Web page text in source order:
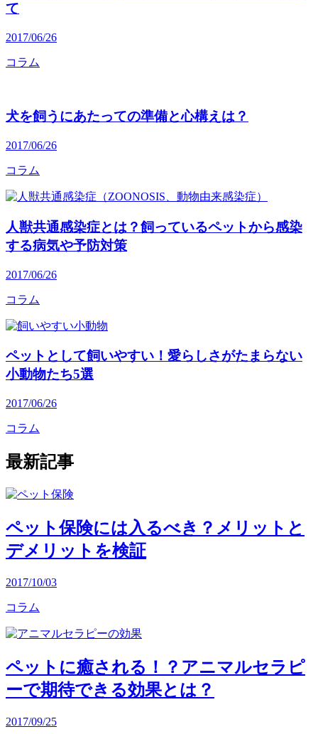
て
2017/06/26
コラム
犬を飼うにあたっての準備と心構えは？
2017/06/26
コラム
人獣共通感染症とは？飼っているペットから感染
する病気や予防対策
2017/06/26
コラム
ペットとして飼いやすい！愛らしさがたまらない
小動物たち5選
2017/06/26
コラム
最新記事
ペット保険には入るべき？メリットと
デメリットを検証
2017/10/03
コラム
ペットに癒される！？アニマルセラピ
ーで期待できる効果とは？
2017/09/25